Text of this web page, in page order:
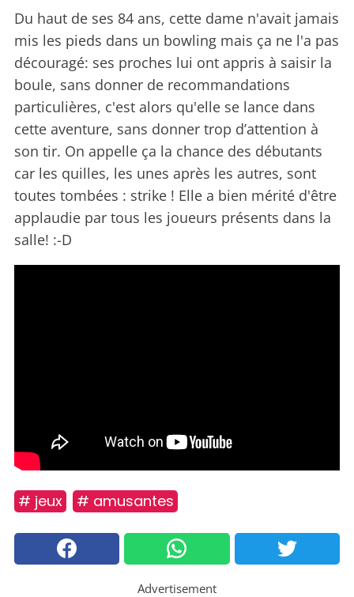
Du haut de ses 84 ans, cette dame n'avait jamais
mis les pieds dans un bowling mais ça ne l'a pas
découragé: ses proches lui ont appris à saisir la
boule, sans donner de recommandations
particulières, c'est alors qu'elle se lance dans
cette aventure, sans donner trop d’attention à
son tir. On appelle ça la chance des débutants
car les quilles, les unes après les autres, sont
toutes tombées : strike ! Elle a bien mérité d'être
applaudie par tous les joueurs présents dans la
salle! :-D
# jeux # amusantes
Advertisement